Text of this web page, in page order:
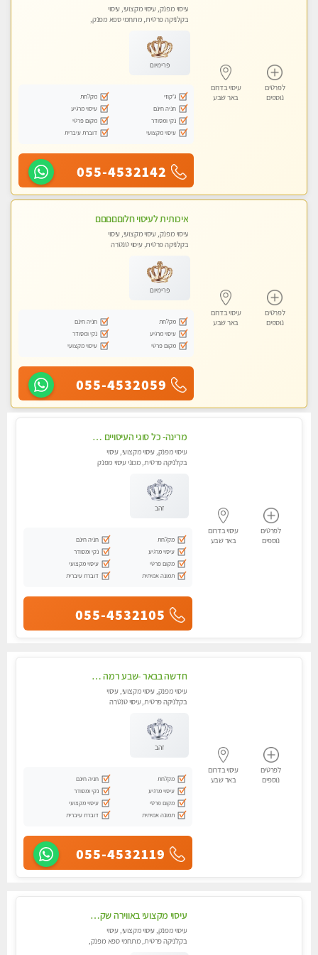
לפרטים
נוספים
עיסוי בדרום
באר שבע
עיסוי מפנק, עיסוי מקצועי, עיסוי
בקלניקה פרטית, מתחמי ספא מפנק,
פרימיום
ג'קוזי
מקלחת
חניה חינם
עיסוי מרגיע
נקי ומסודר
מקום פרטי
עיסוי מקצועי
דוברת עיברית
055-4532142
לפרטים
נוספים
עיסוי בדרום
באר שבע
איכותית לעיסוי חלוםםםםם
עיסוי מפנק, עיסוי מקצועי, עיסוי
בקלניקה פרטית, עיסוי טנטרה
פרימיום
מקלחת
חניה חינם
עיסוי מרגיע
נקי ומסודר
מקום פרטי
עיסוי מקצועי
055-4532059
לפרטים
נוספים
עיסוי בדרום
באר שבע
מרינה- כל סוגי העיסויים מעסה מקצועית ואיכותית פרטי!!!
עיסוי מפנק, עיסוי מקצועי, עיסוי
בקלניקה פרטית, מכוני עיסוי מפנק
זהב
מקלחת
חניה חינם
עיסוי מרגיע
נקי ומסודר
מקום פרטי
עיסוי מקצועי
תמונה אמיתית
דוברת עיברית
055-4532105
לפרטים
נוספים
עיסוי בדרום
באר שבע
חדשה בבאר -שבע רמה גבוהה מומלץ מאוד !!! עיסוי מקצועי ללא מין !!
עיסוי מפנק, עיסוי מקצועי, עיסוי
בקלניקה פרטית, עיסוי טנטרה
זהב
מקלחת
חניה חינם
עיסוי מרגיע
נקי ומסודר
מקום פרטי
עיסוי מקצועי
תמונה אמיתית
דוברת עיברית
055-4532119
עיסוי מקצועי באווירה שקטה מומלץ.....בבאר שבע
עיסוי מפנק, עיסוי מקצועי, עיסוי
בקלניקה פרטית, מתחמי ספא מפנק,